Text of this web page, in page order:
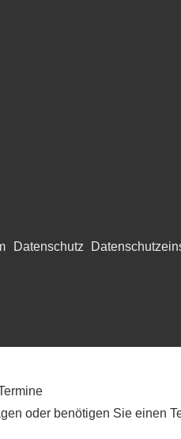
Datenschutz
oder benötigen Sie einen